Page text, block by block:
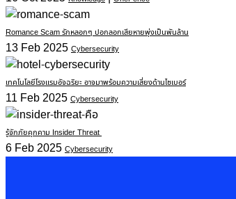
Romance Scam รักหลอกๆ ปอกลอกเสียหายพุ่งเป็นพันล้าน
13 Feb 2025 Cybersecurity
เทคโนโลยีโรงแรมอัจฉริยะ อาจมาพร้อมความเสี่ยงด้านไซเบอร์
11 Feb 2025 Cybersecurity
รู้จักภัยคุกคาม Insider Threat
6 Feb 2025 Cybersecurity